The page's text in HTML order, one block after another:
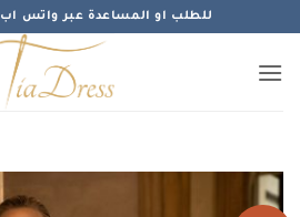
للطلب او المساعدة عبر واتس اب 00966535663260